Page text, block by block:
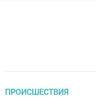
ПРОИСШЕСТВИЯ